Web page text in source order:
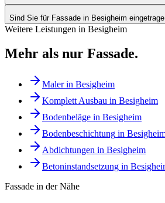
Sind Sie für Fassade in Besigheim
Weitere Leistungen in Besigheim
Mehr als nur Fassade.
Malerin Besigheim
Komplett Ausbau in Besigheim
Bodenbeläge in Besigheim
Bodenbeschichtung in
Abdichtungen in Besigheim
Betoninstandsetzung in
Fassade in der Nähe